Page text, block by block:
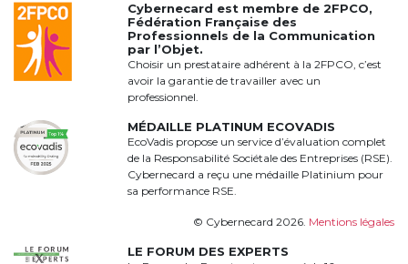
Cybernecard est membre de2FPCO,
Fédération Française des
Professionnels de la Communication
par l’Objet.
Choisir un prestataire adhérent à la 2FPCO, c’est
avoir la garantie de travailler avec un
professionnel.
MÉDAILLE PLATINUM ECOVADIS
EcoVadis propose un service d’évaluation complet
de la Responsabilité Sociétale des Entreprises (RSE).
Cybernecard a reçu une médaille Platinium pour
sa performance RSE.
© Cybernecard 2026. Mentions légales
LE FORUM DES EXPERTS